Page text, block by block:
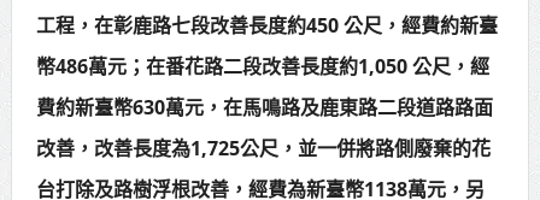
工程，在彰鹿路七段改善長度約450 公尺，經費約新臺
幣486萬元；在番花路二段改善長度約1,050 公尺，經
費約新臺幣630萬元，在馬鳴路及鹿東路二段道路路面
改善，改善長度為1,725公尺，並一併將路側廢棄的花
台打除及路樹浮根改善，經費為新臺幣1138萬元，另